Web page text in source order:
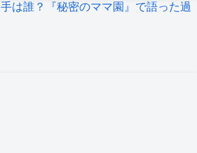
は誰？『秘密のママ園』で語った過